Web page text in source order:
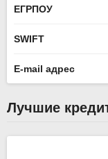
ЕГРПОУ
SWIFT
E-mail адрес
Лучшие